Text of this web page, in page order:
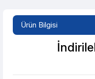
Güvenilir
Ürün Bilgisi